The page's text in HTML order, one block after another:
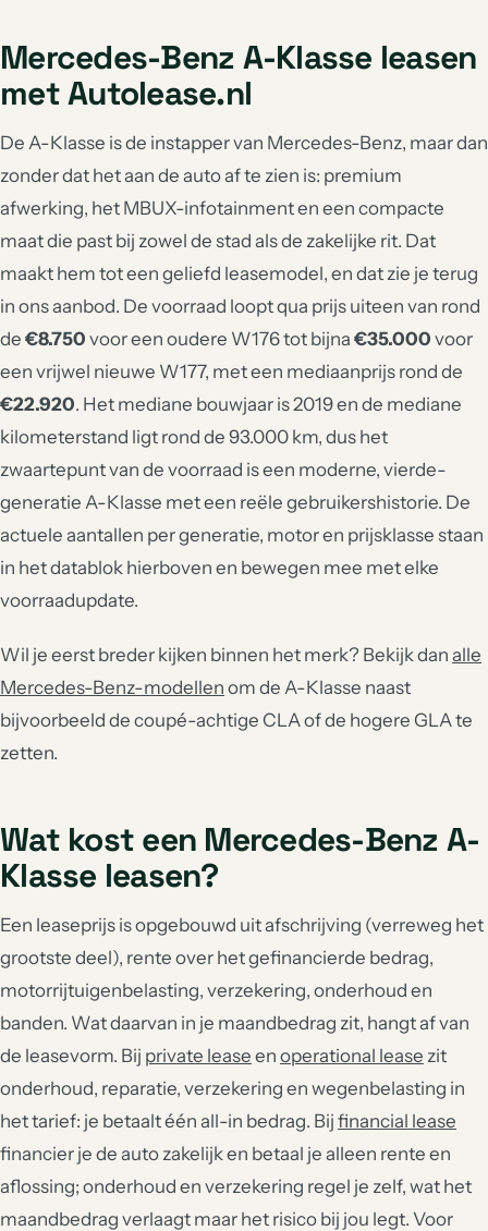
Mercedes-Benz A-Klasse leasen
met Autolease.nl
De A-Klasse is de instapper van Mercedes-Benz, maar dan
zonder dat het aan de auto af te zien is: premium
afwerking, het MBUX-infotainment en een compacte
maat die past bij zowel de stad als de zakelijke rit. Dat
maakt hem tot een geliefd leasemodel, en dat zie je terug
in ons aanbod. De voorraad loopt qua prijs uiteen van rond
de €8.750 voor een oudere W176 tot bijna €35.000 voor
een vrijwel nieuwe W177, met een mediaanprijs rond de
€22.920. Het mediane bouwjaar is 2019 en de mediane
kilometerstand ligt rond de 93.000 km, dus het
zwaartepunt van de voorraad is een moderne, vierde-
generatie A-Klasse met een reële gebruikershistorie. De
actuele aantallen per generatie, motor en prijsklasse staan
in het datablok hierboven en bewegen mee met elke
voorraadupdate.
Wil je eerst breder kijken binnen het merk? Bekijk dan alle
Mercedes-Benz-modellen om de A-Klasse naast
bijvoorbeeld de coupé-achtige CLA of de hogere GLA te
zetten.
Wat kost een Mercedes-Benz A-
Klasse leasen?
Een leaseprijs is opgebouwd uit afschrijving (verreweg het
grootste deel), rente over het gefinancierde bedrag,
motorrijtuigenbelasting, verzekering, onderhoud en
banden. Wat daarvan in je maandbedrag zit, hangt af van
de leasevorm. Bij private lease en operational lease zit
onderhoud, reparatie, verzekering en wegenbelasting in
het tarief: je betaalt één all-in bedrag. Bij financial lease
financier je de auto zakelijk en betaal je alleen rente en
aflossing; onderhoud en verzekering regel je zelf, wat het
maandbedrag verlaagt maar het risico bij jou legt. Voor